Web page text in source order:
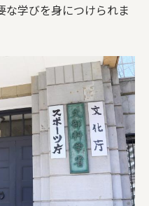
な学びを身につけられま